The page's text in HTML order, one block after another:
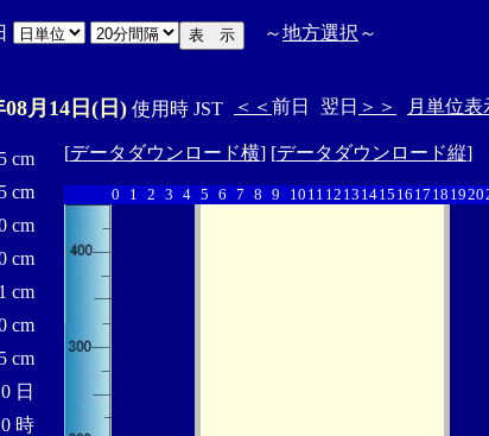
～地方選択 ～
08月14日(日) 使用時 JST ＜＜ 前日 翌日 ＞＞ 月単位表
cm
cm
cm
cm
cm
cm
cm
日
時
[データダウンロード横] [データダウンロード縦]
0 1 2 3 4 5 6 7 8 9 10 11 12 13 1415 16 17 18 1920